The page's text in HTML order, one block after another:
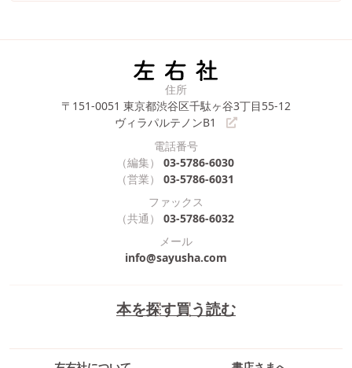
本を探す買う読む
住所
〒151-0051 東京都渋谷区千駄ヶ谷3丁目55-12
ヴィラパルテノンB1
電話番号
（編集）
03-5786-6030
（営業）
03-5786-6031
ファックス
（共通）
03-5786-6032
メール
info@sayusha.com